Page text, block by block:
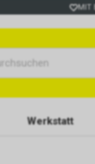
MIT
Werkstatt